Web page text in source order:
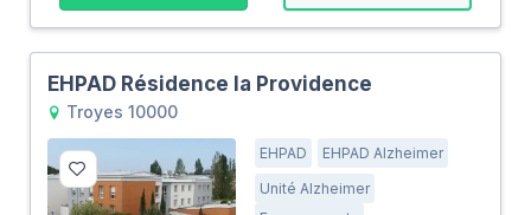
EHPAD Résidence la Providence
Troyes 10000
EHPAD
EHPAD Alzheimer
Unité Alzheimer